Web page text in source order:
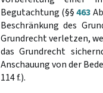
Begutachtung (§§463
Beschränkung des
Grundrecht verletzen,
das Grundrecht
Anschauung von der
114 f.).